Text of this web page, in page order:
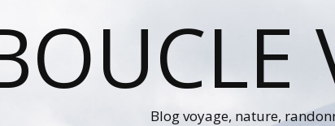
Blog voyage, nature,